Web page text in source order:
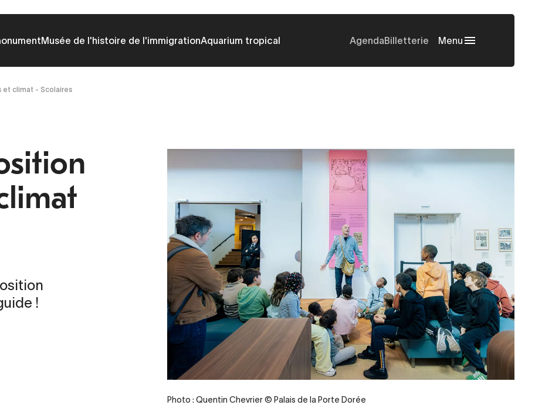
Musée de l'histoire de l'immigrationAquarium tropical AgendaBilletterie Menu
et climat - Scolaires
!
Photo : Quentin Chevrier © Palais de la Porte Dorée